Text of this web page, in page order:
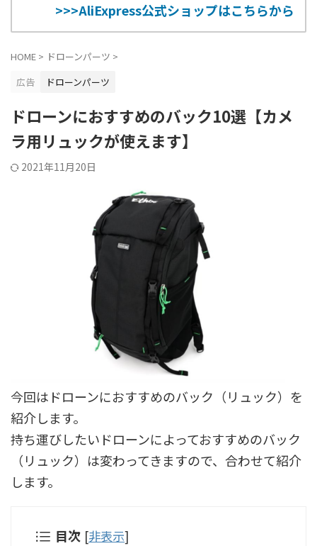
>>>AliExpress公式ショップはこちらから
HOME > ドローンパーツ >
広告
ドローンパーツ
ドローンにおすすめのバック10選【カメ
ラ用リュックが使えます】
2021年11月20日
今回はドローンにおすすめのバック（リュック）を
紹介します。
持ち運びしたいドローンによっておすすめのバック
（リュック）は変わってきますので、合わせて紹介
します。
目次 [非表示]